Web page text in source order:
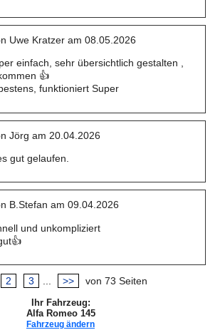
Uwe Kratzer am 08.05.2026
einfach, sehr übersichtlich gestalten ,
👍
funktioniert Super
Jörg am 20.04.2026
gut gelaufen.
B.Stefan am 09.04.2026
und unkompliziert
2 3 ... >> von 73 Seiten
Ihr Fahrzeug:
Alfa Romeo 145
Fahrzeug ändern